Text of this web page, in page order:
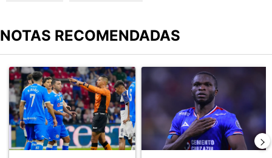
NOTAS RECOMENDADAS
Un artículo de tendencia con el título "Cruz Azul 2-3 Atlante:
Un artículo de tendencia con